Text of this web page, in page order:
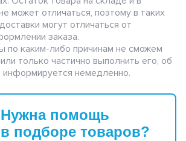
может отличаться, поэтому в таких
могут отличаться от
заказа.
по каким-либо причинам не сможем
только частично выполнить его, об
информируется немедленно.
Нужна помощь
в подборе товаров?